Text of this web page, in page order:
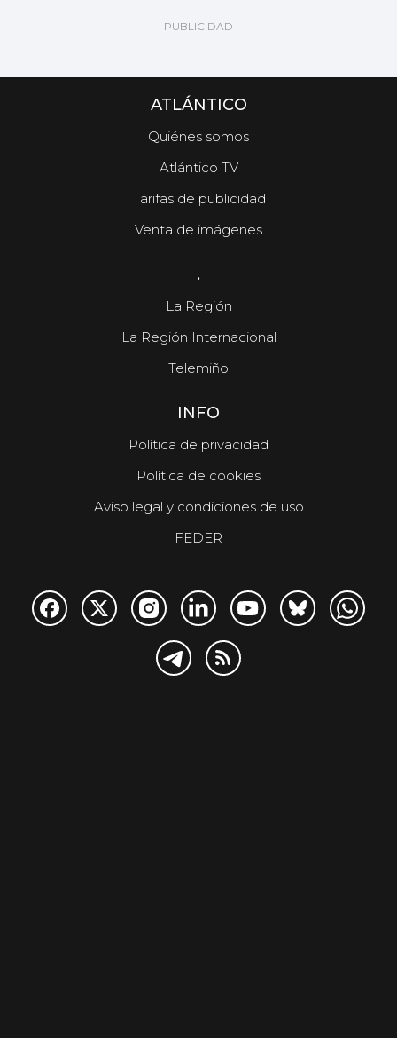
ATLÁNTICO
Quiénes somos
Atlántico TV
Tarifas de publicidad
Venta de imágenes
.
La Región
La Región Internacional
Telemiño
INFO
Política de privacidad
Política de cookies
Aviso legal y condiciones de uso
FEDER